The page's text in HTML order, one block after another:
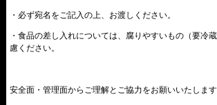
・必ず宛名をご記入の上、お渡しください。
・食品の差し入れについては、腐りやすいもの（要冷
慮ください。
安全面・管理面からご理解とご協力をお願いいたします